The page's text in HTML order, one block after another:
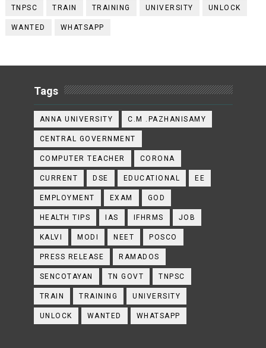
TNPSC TRAIN TRAINING UNIVERSITY UNLOCK
WANTED WHATSAPP
Tags
ANNA UNIVERSITY C.M .PAZHANISAMY
CENTRAL GOVERNMENT
COMPUTER TEACHER CORONA
CURRENT DSE EDUCATIONAL EE
EMPLOYMENT EXAM GOD
HEALTH TIPS IAS IFHRMS JOB
KALVI MODI NEET POSCO
PRESS RELEASE RAMADOS
SENCOTAYAN TN GOVT TNPSC
TRAIN TRAINING UNIVERSITY
UNLOCK WANTED WHATSAPP